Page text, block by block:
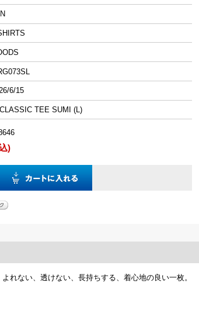
6/15
TEE SUMI (L)
)
れない、透けない、長持ちする、着心地の良い一枚。